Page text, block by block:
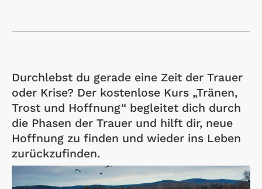
Durchlebst du gerade eine Zeit der Trauer
oder Krise? Der kostenlose Kurs „Tränen,
Trost und Hoffnung“ begleitet dich durch
die Phasen der Trauer und hilft dir, neue
Hoffnung zu finden und wieder ins Leben
zurückzufinden.
Open Link